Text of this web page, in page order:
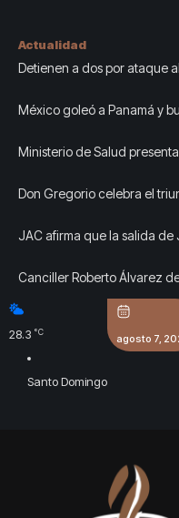
Actualidad
Detienen a dos por ataque
México goleó a Panamá y
Ministerio de Salud
Sur
Don Gregorio celebra el
JAC afirma que la salida
adaptan.
Canciller Roberto Álvarez
fortalecer el comercio y las
28.3 °C
Santo Domingo
agosto 7,